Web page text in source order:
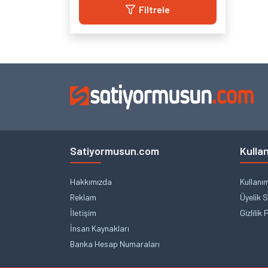
Filtrele
Satiyormusun.com
Hakkımızda
Reklam
İletişim
İnsan Kaynakları
Banka Hesap Numaraları
Üyelik
Gizlilik